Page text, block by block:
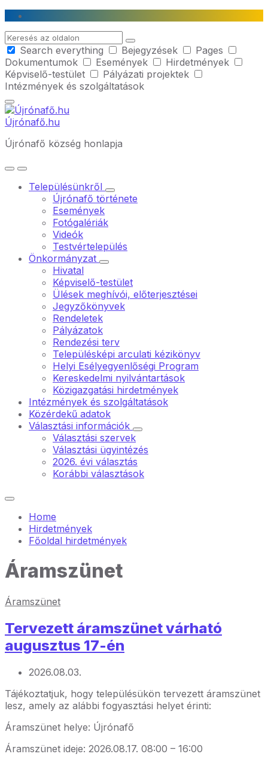
Skip
content
Skip
main
navigation
Skip
footer
Search
Search everything
Bejegyzések
Pages
Dokumentumok
Események
Hirdetmények
Képviselő-testület
Pályázati projektek
Intézmények és szolgáltatások
Újrónafő.hu
Újrónafő község honlapja
Településünkről
Újrónafő története
Események
Fotógalériák
Videók
Testvértelepülés
Önkormányzat
Hivatal
Képviselő-testület
Ülések meghívói, előterjesztései
Jegyzőkönyvek
Rendeletek
Pályázatok
Rendezési terv
Településképi arculati kézikönyv
Helyi Esélyegyenlőségi Program
Kereskedelmi nyilvántartások
Közigazgatási hirdetmények
Intézmények és szolgáltatások
Közérdekű adatok
Választási információk
Választási szervek
Választási ügyintézés
2026. évi választás
Korábbi választások
Home
Hirdetmények
Főoldal hirdetmények
Áramszünet
Áramszünet
Tervezett áramszünet várható
augusztus 17-én
2026.08.03.
Tájékoztatjuk, hogy településükön tervezett áramszünet
lesz, amely az alábbi fogyasztási helyet érinti:
Áramszünet helye: Újrónafő
Áramszünet ideje: 2026.08.17. 08:00 – 16:00